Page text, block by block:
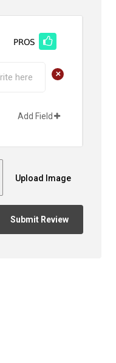
PROS
+
Add Field
Upload Image